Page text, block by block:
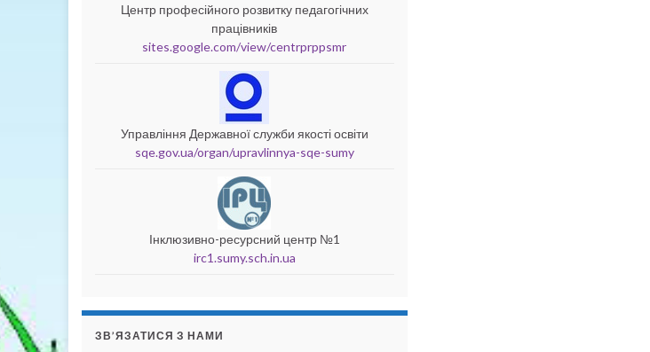
Центр професійного розвитку педагогічних
працівників
sites.google.com/view/centrprppsmr
Управління Державної служби якості освіти
sqe.gov.ua/organ/upravlinnya-sqe-sumy
Інклюзивно-ресурсний центр №1
irc1.sumy.sch.in.ua
ЗВ’ЯЗАТИСЯ З НАМИ